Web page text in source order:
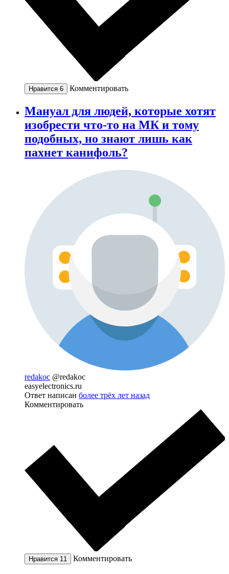
Нравится 6 Комментировать
Мануал для людей, которые хотят
изобрести что-то на МК и тому
подобных, но знают лишь как
пахнет канифоль?
redakoc @redakoc
easyelectronics.ru
Ответ написан более трёх лет назад
Комментировать
Нравится 11 Комментировать